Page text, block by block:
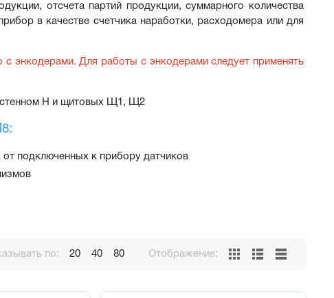
отсчета партий продукции, суммарного количества
в качестве счетчика наработки, расходомера или для
энкодерами. Для работы с энкодерами следует применять
Н и щитовых Щ1, Щ2
подключенных к прибору датчиков
по: 20 40 80 Отображение: